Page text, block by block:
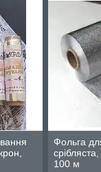
Фольга
100 м